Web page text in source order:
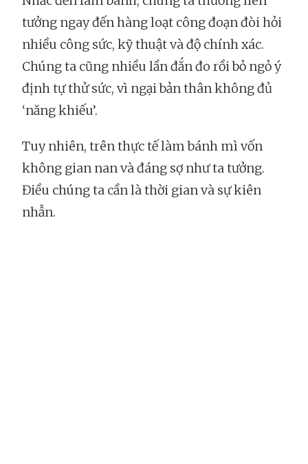
tưởng ngay đến hàng loạt công đoạn đòi hỏi
nhiều công sức, kỹ thuật và độ chính xác.
Chúng ta cũng nhiều lần đắn đo rồi bỏ ngỏ ý
định tự thử sức, vì ngại bản thân không đủ
‘năng khiếu’.
Tuy nhiên, trên thực tế làm bánh mì vốn
không gian nan và đáng sợ như ta tưởng.
Điều chúng ta cần là thời gian và sự kiên
nhẫn.